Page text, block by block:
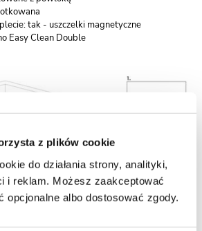
z plików cookie
do działania strony, analityki,
i reklam. Możesz zaakceptować
opcjonalne albo dostosować zgody.
tak - uszczelki magnetyczne
Easy Clean Double